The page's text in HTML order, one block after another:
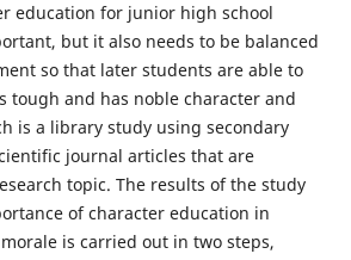
education for junior high school
but it also needs to be balanced
so that later students are able to
tough and has noble character and
is a library study using secondary
journal articles that are
topic. The results of the study
of character education in
is carried out in two steps,